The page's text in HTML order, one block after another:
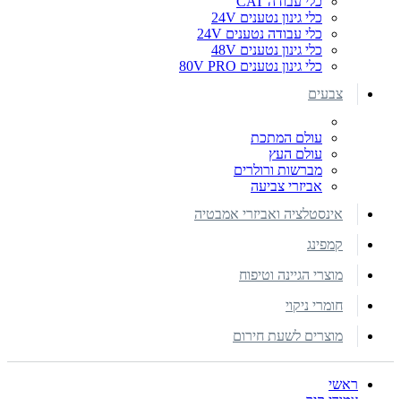
כלי גינון נטענים 24V
כלי עבודה נטענים 24V
כלי גינון נטענים 48V
כלי גינון נטענים 80V PRO
צבעים
עולם המתכת
עולם העץ
מברשות ורולרים
אביזרי צביעה
אינסטלציה ואביזרי אמבטיה
קמפינג
מוצרי הגיינה וטיפוח
חומרי ניקוי
מוצרים לשעת חירום
ראשי